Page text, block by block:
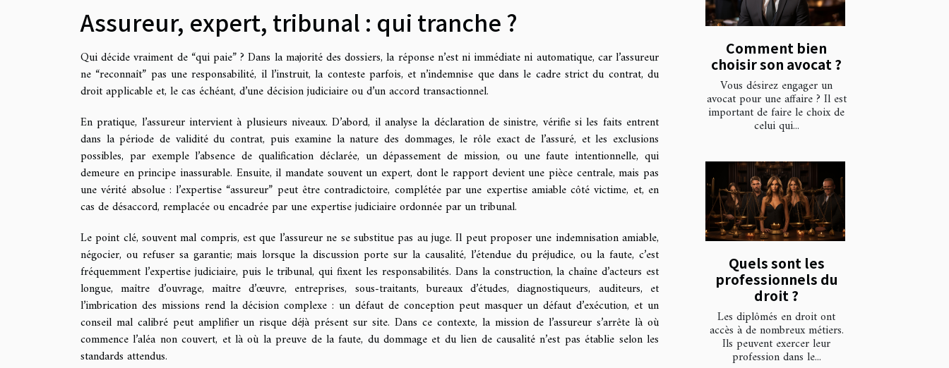
Assureur, expert, tribunal : qui tranche ?
Qui décide vraiment de “qui paie” ? Dans la majorité des dossiers, la réponse n’est ni immédiate ni automatique, car l’assureur
ne “reconnaît” pas une responsabilité, il l’instruit, la conteste parfois, et n’indemnise que dans le cadre strict du contrat, du
droit applicable et, le cas échéant, d’une décision judiciaire ou d’un accord transactionnel.
En pratique, l’assureur intervient à plusieurs niveaux. D’abord, il analyse la déclaration de sinistre, vérifie si les faits entrent
dans la période de validité du contrat, puis examine la nature des dommages, le rôle exact de l’assuré, et les exclusions
possibles, par exemple l’absence de qualification déclarée, un dépassement de mission, ou une faute intentionnelle, qui
demeure en principe inassurable. Ensuite, il mandate souvent un expert, dont le rapport devient une pièce centrale, mais pas
une vérité absolue : l’expertise “assureur” peut être contradictoire, complétée par une expertise amiable côté victime, et, en
cas de désaccord, remplacée ou encadrée par une expertise judiciaire ordonnée par un tribunal.
Le point clé, souvent mal compris, est que l’assureur ne se substitue pas au juge. Il peut proposer une indemnisation amiable,
négocier, ou refuser sa garantie; mais lorsque la discussion porte sur la causalité, l’étendue du préjudice, ou la faute, c’est
fréquemment l’expertise judiciaire, puis le tribunal, qui fixent les responsabilités. Dans la construction, la chaîne d’acteurs est
longue, maître d’ouvrage, maître d’œuvre, entreprises, sous-traitants, bureaux d’études, diagnostiqueurs, auditeurs, et
l’imbrication des missions rend la décision complexe : un défaut de conception peut masquer un défaut d’exécution, et un
conseil mal calibré peut amplifier un risque déjà présent sur site. Dans ce contexte, la mission de l’assureur s’arrête là où
commence l’aléa non couvert, et là où la preuve de la faute, du dommage et du lien de causalité n’est pas établie selon les
standards attendus.
Comment bien
choisir son avocat ?
Vous désirez engager un
avocat pour une affaire ? Il est
important de faire le choix de
celui qui...
Quels sont les
professionnels du
droit ?
Les diplômés en droit ont
accès à de nombreux métiers.
Ils peuvent exercer leur
profession dans le...